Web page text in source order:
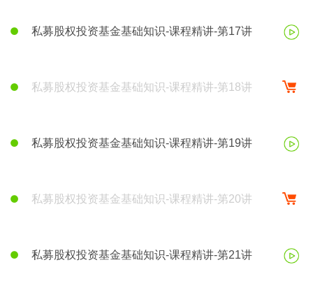
私募股权投资基金基础知识-课程精讲-第17讲
私募股权投资基金基础知识-课程精讲-第18讲
私募股权投资基金基础知识-课程精讲-第19讲
私募股权投资基金基础知识-课程精讲-第20讲
私募股权投资基金基础知识-课程精讲-第21讲